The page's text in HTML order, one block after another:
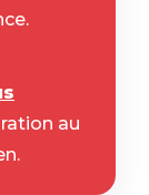
au